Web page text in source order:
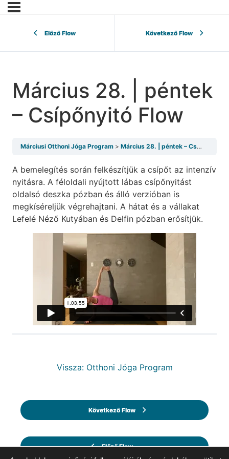
Előző Flow Következő Flow
Március 28. | péntek
– Csípőnyitó Flow
Márciusi Otthoni Jóga Program Március 28. | péntek – Csípőnyitó Flow
A bemelegítés során felkészítjük a csípőt az intenzív
nyitásra. A féloldali nyújtott lábas csípőnyitást
oldalsó deszka pózban és álló verzióban is
megkíséreljük végrehajtani. A hátat és a vállakat
Lefelé Néző Kutyában és Delfin pózban erősítjük.
Előző Flow
Vissza: Otthoni Jóga Program
Következő Flow